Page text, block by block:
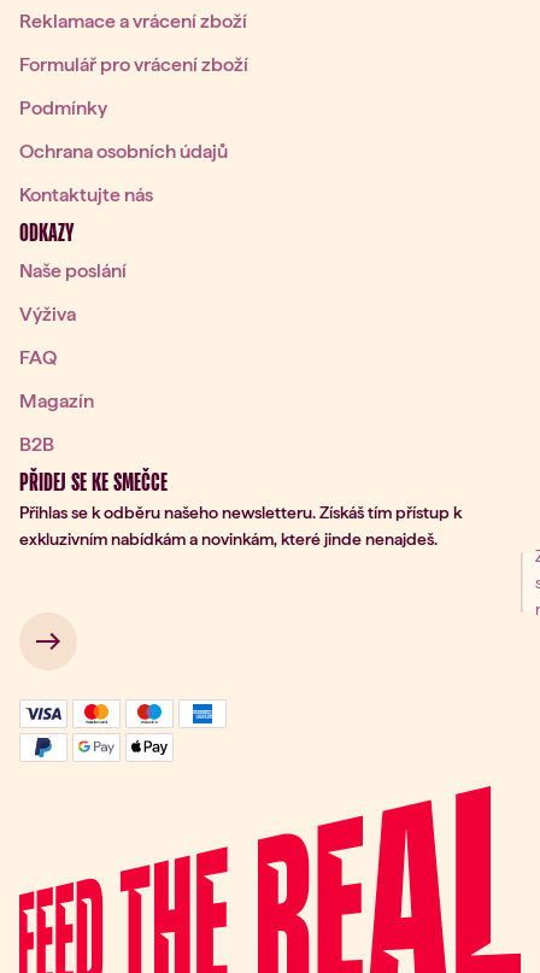
Reklamace a vrácení zboží
Formulář pro vrácení zboží
Podmínky
Ochrana osobních údajů
Kontaktujte nás
ODKAZY
Naše poslání
Výživa
FAQ
Magazín
B2B
PŘIDEJ SE KE SMEČCE
Přihlas se k odběru našeho newsletteru. Získáš tím přístup k
exkluzivním nabídkám a novinkám, které jinde nenajdeš.
k odběru
→